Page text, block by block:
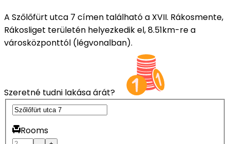
A Szőlőfürt utca 7 címen található a XVII. Rákosmente,
Rákosliget területén helyezkedik el, 8.51km-re a
városközponttól (légvonalban).
Szeretné tudni lakása árát?
Rooms